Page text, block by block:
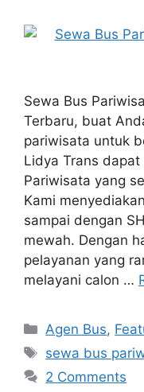
Sewa Bus
Terbaru, buat
pariwisata untuk
Lidya Trans
Pariwisata yang
Kami
sampai dengan
mewah. Dengan
pelayanan yang
melayani calon …
Categories
Agen Bus,
Tags
sewa bus
2 Comments